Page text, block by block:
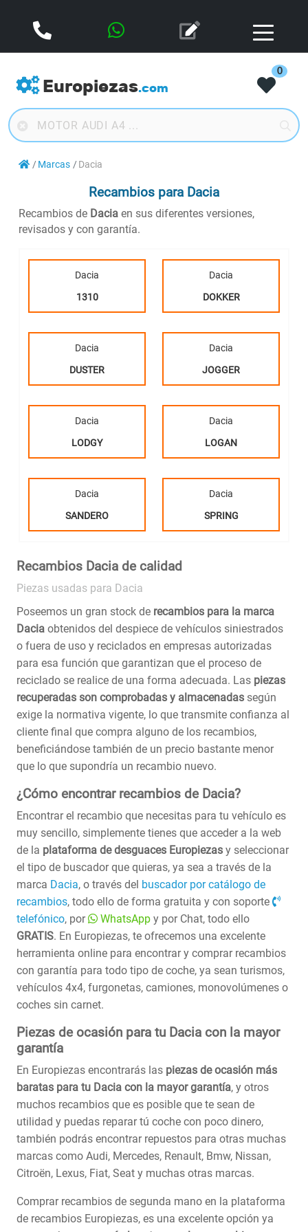
Europiezas.com
0
Marcas Dacia
Recambios para Dacia
Recambios de Dacia en sus diferentes versiones,
revisados y con garantía.
Dacia
1310
Dacia
DOKKER
Dacia
DUSTER
Dacia
JOGGER
Dacia
LODGY
Dacia
LOGAN
Dacia
SANDERO
Dacia
SPRING
Recambios Dacia de calidad
Piezas usadas para Dacia
Poseemos un gran stock de recambios para la marca
Dacia obtenidos del despiece de vehículos siniestrados
o fuera de uso y reciclados en empresas autorizadas
para esa función que garantizan que el proceso de
reciclado se realice de una forma adecuada. Las piezas
recuperadas son comprobadas y almacenadas según
exige la normativa vigente, lo que transmite confianza al
cliente final que compra alguno de los recambios,
beneficiándose también de un precio bastante menor
que lo que supondría un recambio nuevo.
¿Cómo encontrar recambios de Dacia?
Encontrar el recambio que necesitas para tu vehículo es
muy sencillo, simplemente tienes que acceder a la web
de la plataforma de desguaces Europiezas y seleccionar
el tipo de buscador que quieras, ya sea a través de la
marca Dacia, o través del buscador por catálogo de
recambios, todo ello de forma gratuita y con soporte
telefónico, por WhatsApp y por Chat, todo ello
GRATIS. En Europiezas, te ofrecemos una excelente
herramienta online para encontrar y comprar recambios
con garantía para todo tipo de coche, ya sean turismos,
vehículos 4x4, furgonetas, camiones, monovolúmenes o
coches sin carnet.
Piezas de ocasión para tu Dacia con la mayor
garantía
En Europiezas encontrarás las piezas de ocasión más
baratas para tu Dacia con la mayor garantía, y otros
muchos recambios que es posible que te sean de
utilidad y puedas reparar tú coche con poco dinero,
también podrás encontrar repuestos para otras muchas
marcas como Audi, Mercedes, Renault, Bmw, Nissan,
Citroën, Lexus, Fiat, Seat y muchas otras marcas.
Comprar recambios de segunda mano en la plataforma
de recambios Europiezas, es una excelente opción ya